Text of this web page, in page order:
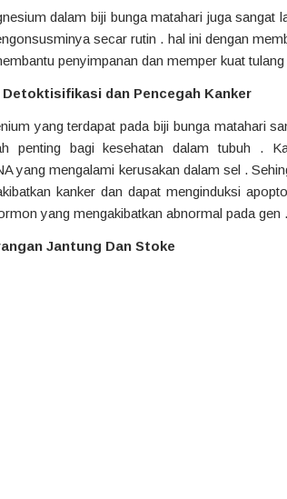
dalam biji bunga matahari juga sangat
secar rutin . hal ini dengan
penyimpanan dan memper kuat
dan Pencegah Kanker
yang terdapat pada biji bunga matahari
penting bagi kesehatan dalam tubuh .
yang mengalami kerusakan dalam sel .
kanker dan dapat menginduksi
yang mengakibatkan abnormal pada gen .
Jantung Dan Stoke